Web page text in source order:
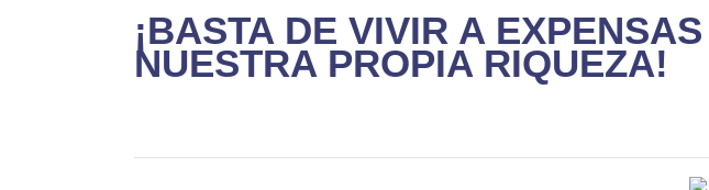
¡BASTA DE VIVIR A
NUESTRA PROPIA RIQUEZA!